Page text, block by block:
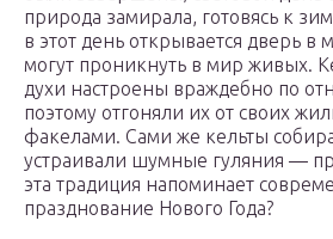
природа замирала, готовясь к
в этот день открывается дверь в
могут проникнуть в мир живых.
духи настроены враждебно по
поэтому отгоняли их от своих
факелами. Сами же кельты
устраивали шумные гуляния —
эта традиция напоминает
празднование Нового Года?